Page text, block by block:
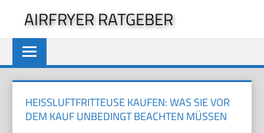
springen
AIRFRYER RATGEBER
HEISSLUFTFRITTEUSE KAUFEN: WAS SIE VOR D
EM KAUF UNBEDINGT BEACHTEN MÜSSEN